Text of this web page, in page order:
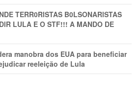
TERR0RlSTAS B0LSONARlSTAS
LULA E O STF!!! A MANDO DE
manobra dos EUA para beneficiar
reeleição de Lula